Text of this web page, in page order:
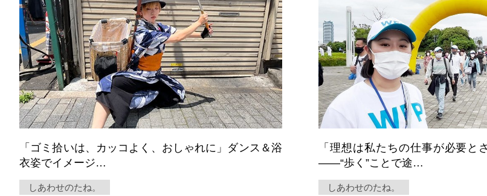
「ゴミ拾いは、カッコよく、おしゃれに」ダンス＆浴
衣姿でイメージ…
しあわせのたね。
「理想は私たちの仕事が必要と
――“歩く”ことで途…
しあわせのたね。